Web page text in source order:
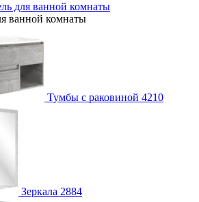
для ванной комнаты
ванной комнаты
Тумбы с раковиной 4210
Зеркала 2884